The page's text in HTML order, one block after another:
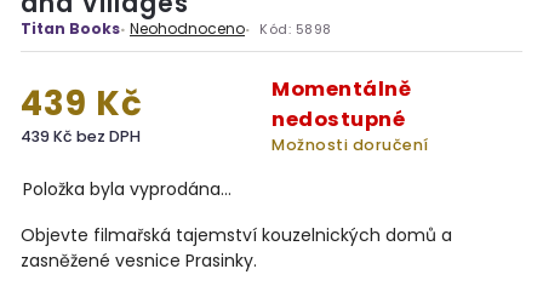
Titan Books Neohodnoceno Kód: 5898
439 Kč
439 Kč bez DPH
Momentálně
nedostupné
Možnosti doručení
Položka byla vyprodána…
Objevte filmařská tajemství kouzelnických domů a
zasněžené vesnice Prasinky.